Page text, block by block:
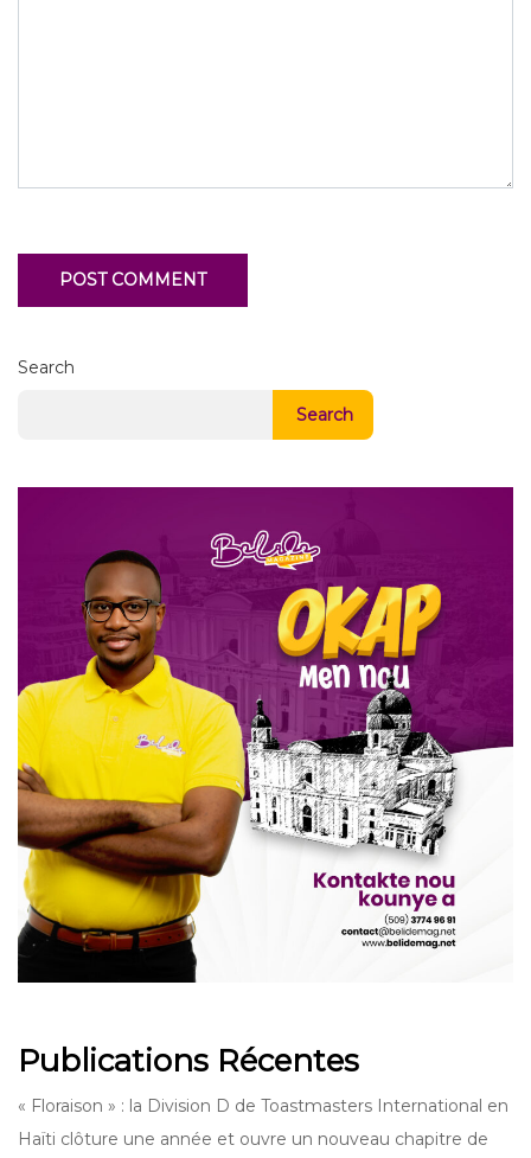
Search
Search
Publications Récentes
« Floraison » : la Division D de Toastmasters International en
Haïti clôture une année et ouvre un nouveau chapitre de